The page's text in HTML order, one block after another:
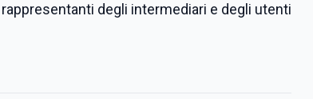
degli intermediari e degli utenti